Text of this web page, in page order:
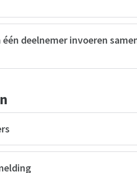
deelnemer invoeren